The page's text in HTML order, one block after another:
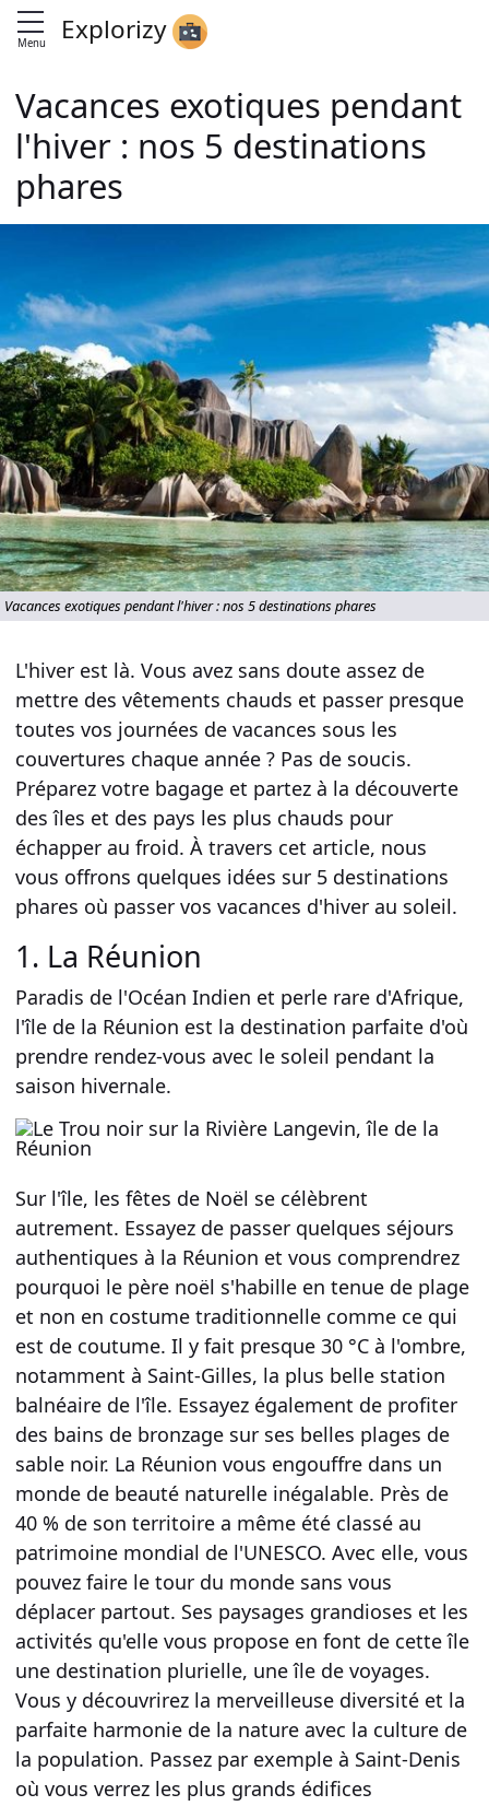
Menu Explorizy
Vacances exotiques pendant
l'hiver : nos 5 destinations
phares
Vacances exotiques pendant l'hiver : nos 5 destinations phares
L'hiver est là. Vous avez sans doute assez de
mettre des vêtements chauds et passer presque
toutes vos journées de vacances sous les
couvertures chaque année ? Pas de soucis.
Préparez votre bagage et partez à la découverte
desîles et des pays les plus chauds pour
échapper au froid. À travers cet article, nous
vous offrons quelques idées sur 5 destinations
phares où passer vos vacances d'hiver au soleil.
1. La Réunion
Paradis de l'Océan Indien et perle rare d'Afrique,
l'île de la Réunion est la destination parfaite d'où
prendre rendez-vous avec le soleil pendant la
saison hivernale.
Sur l'île, les fêtes de Noël se célèbrent
autrement. Essayez de passer quelques séjours
authentiques à la Réunion et vous comprendrez
pourquoi le père noël s'habille en tenue de plage
et non en costume traditionnelle comme ce qui
est de coutume. Il y fait presque 30 °C à l'ombre,
notamment à Saint-Gilles, la plus belle station
balnéaire de l'île. Essayez également de profiter
des bains de bronzage sur ses belles plages de
sable noir. La Réunion vous engouffre dans un
monde de beauté naturelle inégalable. Près de
40 % de son territoire a même été classé au
patrimoine mondial de l'UNESCO. Avec elle, vous
pouvez faire le tour du monde sans vous
déplacer partout. Ses paysages grandioses et les
activités qu'elle vous propose en font de cette île
une destination plurielle, une île de voyages.
Vous y découvrirez la merveilleuse diversité et la
parfaite harmonie de la nature avec la culture de
la population. Passez par exemple à Saint-Denis
où vous verrez les plus grands édifices